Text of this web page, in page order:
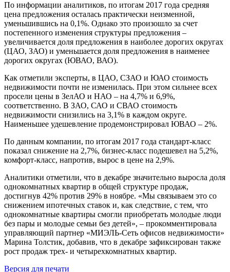
По информации аналитиков, по итогам 2017 года средняя
цена предложения осталась практически неизменной,
уменьшившись на 0,1%. Однако это произошло за счет
постепенного изменения структуры предложения –
увеличивается доля предложения в наиболее дорогих округах
(ЦАО, ЗАО) и уменьшается доля предложения в наименее
дорогих округах (ЮВАО, ВАО).
Как отметили эксперты, в ЦАО, СЗАО и ЮАО стоимость
недвижимости почти не изменилась. При этом сильнее всех
просели цены в ЗелАО и НАО – на 4,7% и 6,9%,
соответственно. В ЗАО, САО и СВАО стоимость
недвижимости снизились на 3,1% в каждом округе.
Наименьшее удешевление продемонстрировал ЮВАО – 2%.
По данным компании, по итогам 2017 года стандарт-класс
показал снижение на 2,7%, бизнес-класс подешевел на 5,2%,
комфорт-класс, напротив, вырос в цене на 2,9%.
Аналитики отметили, что в декабре значительно выросла доля
однокомнатных квартир в общей структуре продаж,
достигнув 42% против 29% в ноябре. «Мы связываем это со
снижением ипотечных ставок и, как следствие, с тем, что
однокомнатные квартиры смогли приобретать молодые люди
без пары и молодые семьи без детей», – прокомментировала
управляющий партнер «МИЭЛЬ-Сеть офисов недвижимости»
Марина Толстик, добавив, что в декабре зафиксирован также
рост продаж трех- и четырехкомнатных квартир.
Версия для печати